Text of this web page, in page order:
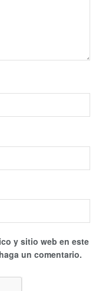
y sitio web en este
un comentario.